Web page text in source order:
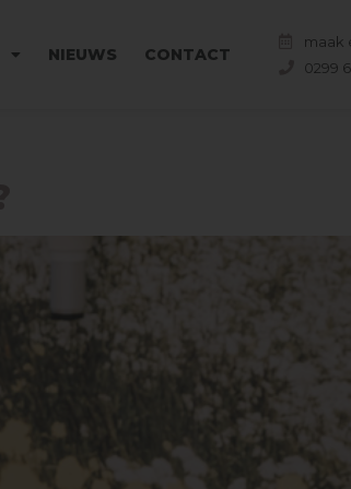
NIEUWS CONTACT
maak
0299